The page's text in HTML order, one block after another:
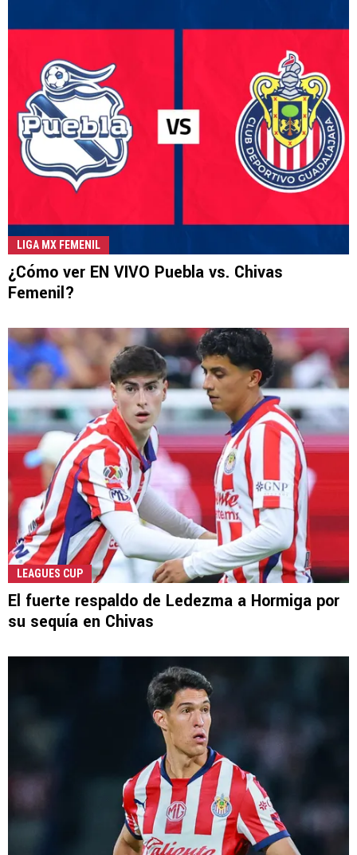
LIGA MX FEMENIL
¿Cómo ver EN VIVO Puebla vs. Chivas
Femenil?
LEAGUES CUP
El fuerte respaldo de Ledezma a Hormiga por
su sequía en Chivas